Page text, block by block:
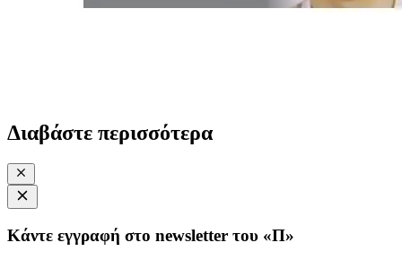
Διαβάστε περισσότερα
Κάντε εγγραφή στο newsletter του «Π»